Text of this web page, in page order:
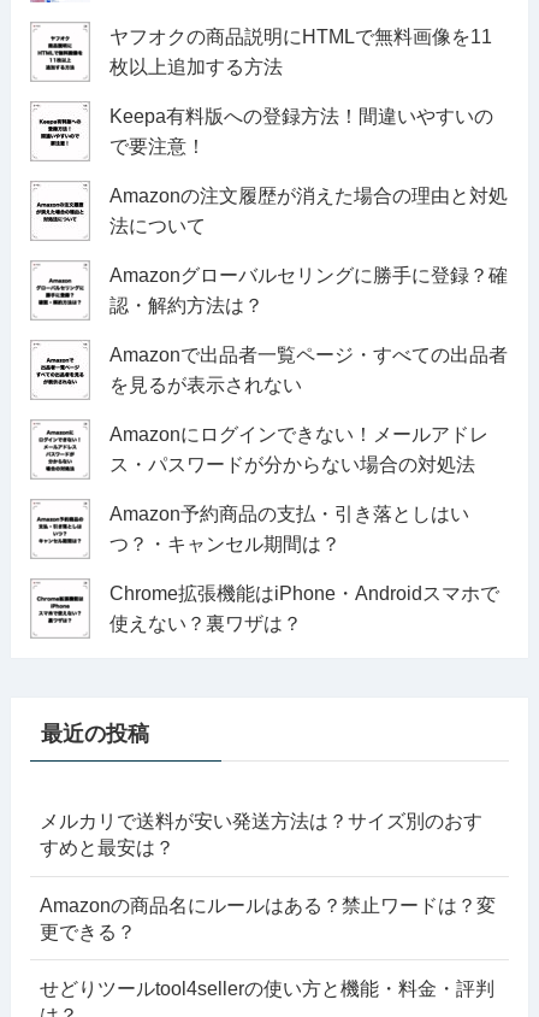
ヤフオクの商品説明にHTMLで無料画像を11
枚以上追加する方法
Keepa有料版への登録方法！間違いやすいの
で要注意！
Amazonの注文履歴が消えた場合の理由と対処
法について
Amazonグローバルセリングに勝手に登録？確
認・解約方法は？
Amazonで出品者一覧ページ・すべての出品者
を見るが表示されない
Amazonにログインできない！メールアドレ
ス・パスワードが分からない場合の対処法
Amazon予約商品の支払・引き落としはい
つ？・キャンセル期間は？
Chrome拡張機能はiPhone・Androidスマホで
使えない？裏ワザは？
最近の投稿
メルカリで送料が安い発送方法は？サイズ別のおす
すめと最安は？
Amazonの商品名にルールはある？禁止ワードは？変
更できる？
せどりツールtool4sellerの使い方と機能・料金・評判